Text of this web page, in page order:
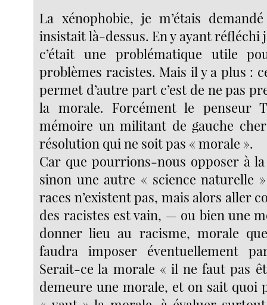
La xénophobie, je m’étais
insistait là-dessus. En y ayant réfléchi
c’était une problématique utile
problèmes racistes. Mais il y a plus :
permet d’autre part c’est de ne pas
la morale. Forcément le penseur
mémoire un militant de gauche
résolution qui ne soit pas « morale ».
Car que pourrions-nous opposer à
sinon une autre « science naturelle
races n’existent pas, mais alors aller
des racistes est vain, — ou bien une
donner lieu au racisme, morale
faudra imposer éventuellement
Serait-ce la morale « il ne faut pas
demeure une morale, et on sait quoi